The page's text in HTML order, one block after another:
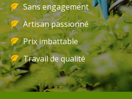
Sans engagement
Artisan passionné
Prix imbattable
Travail de qualité